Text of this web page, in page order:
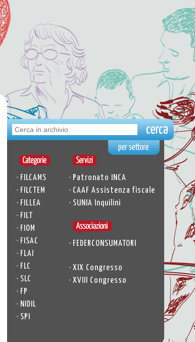
• FILCAMS
• FILCTEM
• FILLEA
• FILT
• FIOM
• FISAC
• FLAI
• FLC
• SLC
• FP
• NIDIL
• SPI
• Patronato INCA
• CAAF Assistenza fiscale
• SUNIA Inquilini
• FEDERCONSUMATORI
• XIX Congresso
• XVIII Congresso